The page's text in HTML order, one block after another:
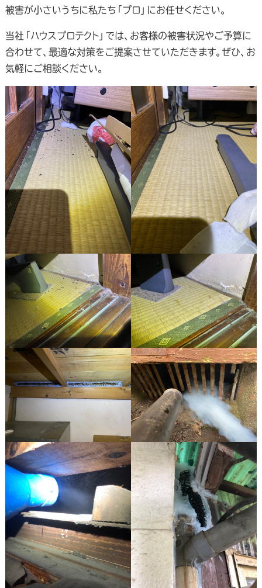
被害が小さいうちに私たち「プロ」にお任せください。
当社「ハウスプロテクト」では、お客様の被害状況やご予算に
合わせて、最適な対策をご提案させていただきます。ぜひ、お
気軽にご相談ください。